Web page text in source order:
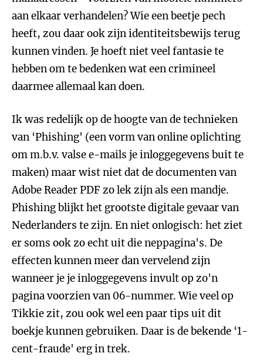
aan elkaar verhandelen? Wie een beetje pech
heeft, zou daar ook zijn identiteitsbewijs terug
kunnen vinden. Je hoeft niet veel fantasie te
hebben om te bedenken wat een crimineel
daarmee allemaal kan doen.
Ik was redelijk op de hoogte van de technieken
van ‘Phishing' (een vorm van online oplichting
om m.b.v. valse e-mails je inloggegevens buit te
maken) maar wist niet dat de documenten van
Adobe Reader PDF zo lek zijn als een mandje.
Phishing blijkt het grootste digitale gevaar van
Nederlanders te zijn. En niet onlogisch: het ziet
er soms ook zo echt uit die neppagina's. De
effecten kunnen meer dan vervelend zijn
wanneer je je inloggegevens invult op zo'n
pagina voorzien van 06-nummer. Wie veel op
Tikkie zit, zou ook wel een paar tips uit dit
boekje kunnen gebruiken. Daar is de bekende ‘1-
cent-fraude' erg in trek.